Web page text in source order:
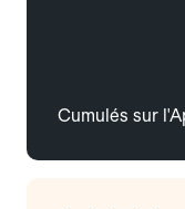
Cumulés sur